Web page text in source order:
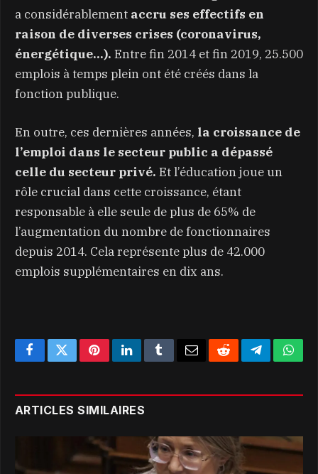
a considérablement accru ses effectifs en
raison de diverses crises (coronavirus,
énergétique…). Entre fin 2014 et fin 2019, 25.500
emplois à temps plein ont été créés dans la
fonction publique.
En outre, ces dernières années, la croissance de
l’emploi dans le secteur public a dépassé
celle du secteur privé. Et l’éducation joue un
rôle crucial dans cette croissance, étant
responsable à elle seule de plus de 65% de
l’augmentation du nombre de fonctionnaires
depuis 2014. Cela représente plus de 42.000
emplois supplémentaires en dix ans.
FacebookTwitterPinterestLinkedInTumblr EmailRedditTelegram
ARTICLES SIMILAIRES